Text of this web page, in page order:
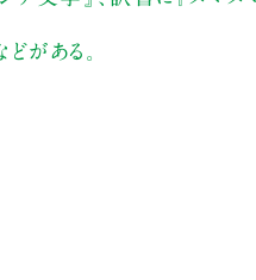
がある。